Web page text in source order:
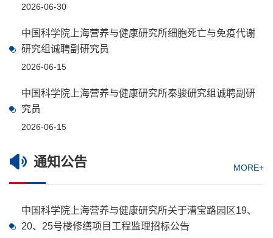
2026-06-30
中国科学院上海营养与健康研究所细胞死亡与免疫代谢
研究组诚聘副研究员
2026-06-15
中国科学院上海营养与健康研究所秦骏研究组诚聘副研
究员
2026-06-15
通知公告 MORE+
中国科学院上海营养与健康研究所关于漕宝路园区19、
20、25号楼修缮项目工程监理招标公告